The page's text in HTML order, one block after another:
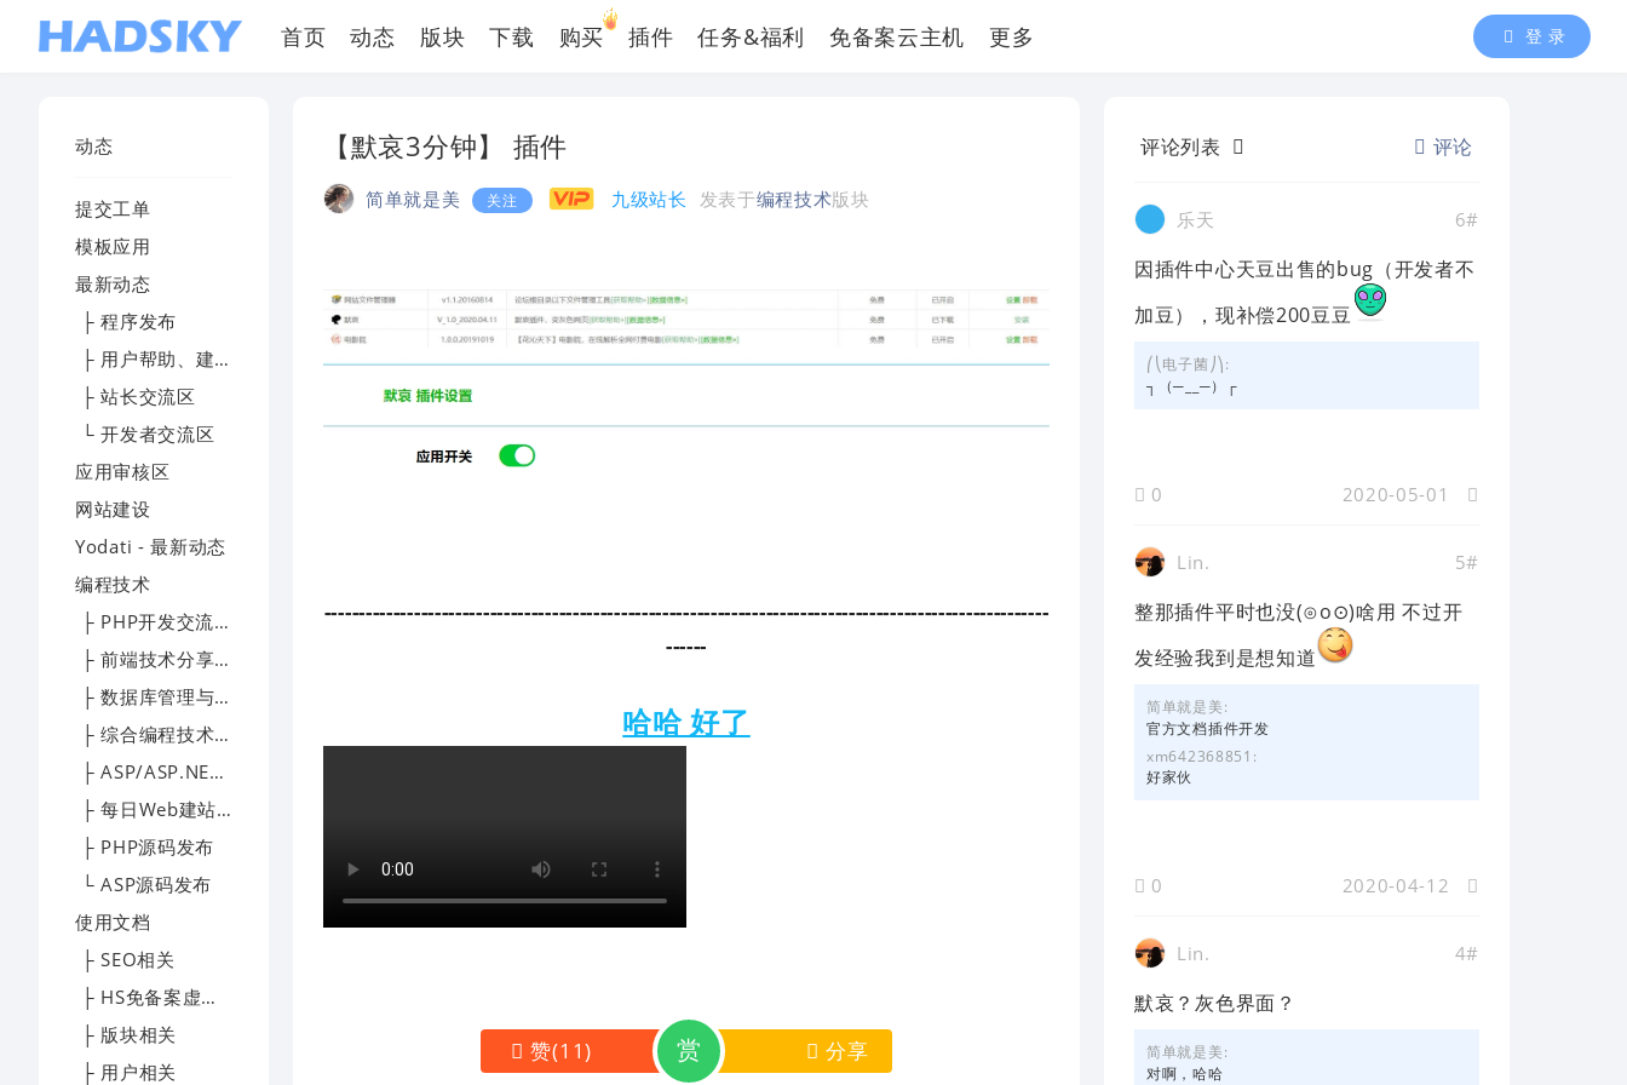
首页 动态 版块 下载 购买 插件 任务&福利 免备案云主机 更多 登 录
动态
提交工单
模板应用
最新动态
├ 程序发布
├ 用户帮助、建议及反馈
├ 站长交流区
└ 开发者交流区
应用审核区
网站建设
Yodati - 最新动态
编程技术
├ PHP开发交流区
├ 前端技术分享园地
├ 数据库管理与优化专区
├ 综合编程技术交流区
├ ASP/ASP.NET技术讨论区
├ 每日Web建站技术精选
├ PHP源码发布
└ ASP源码发布
使用文档
├ SEO相关
├ HS免备案虚拟主机帮助文档
├ 版块相关
├ 用户相关
【默哀3分钟】 插件
简单就是美 关注 九级站长 发表于编程技术版块
---------------------------------------------------------------------------------------------------------
------
哈哈 好了
赞(11) 赏 分享
评论列表 评论
乐天 6#
因插件中心天豆出售的bug（开发者不
加豆），现补偿200豆豆
⎛⎝电子菌⎠⎞:
┐（─__─）┌
0 2020-05-01
Lin. 5#
整那插件平时也没(⊙o⊙)啥用 不过开
发经验我到是想知道
简单就是美:
官方文档插件开发
xm642368851:
好家伙
0 2020-04-12
Lin. 4#
默哀？灰色界面？
简单就是美:
对啊，哈哈